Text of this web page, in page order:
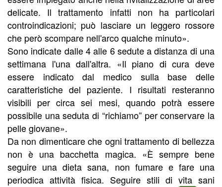
delicate. Il trattamento infatti non ha particolari
controindicazioni; può lasciare un leggero rossore
che però scompare nell'arco qualche minuto».
Sono indicate dalle 4 alle 6 sedute a distanza di una
settimana l'una dall'altra. «Il piano di cura deve
essere indicato dal medico sulla base delle
caratteristiche del paziente. I risultati resteranno
visibili per circa sei mesi, quando potrà essere
possibile una seduta di “richiamo” per conservare la
pelle giovane».
Da non dimenticare che ogni trattamento di bellezza
non è una bacchetta magica. «È sempre bene
seguire una dieta sana, non fumare e fare una
periodica attività fisica. Seguire stili di vita sani